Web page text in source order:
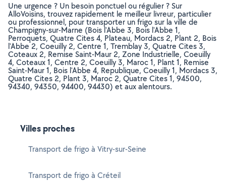
Une urgence ? Un besoin ponctuel ou régulier ? Sur
AlloVoisins, trouvez rapidement le meilleur livreur, particulier
ou professionnel, pour transporter un frigo sur la ville de
Champigny-sur-Marne (Bois l'Abbe 3, Bois l'Abbe 1,
Perroquets, Quatre Cites 4, Plateau, Mordacs 2, Plant 2, Bois
l'Abbe 2, Coeuilly 2, Centre 1, Tremblay 3, Quatre Cites 3,
Coteaux 2, Remise Saint-Maur 2, Zone Industrielle, Coeuilly
4, Coteaux 1, Centre 2, Coeuilly 3, Maroc 1, Plant 1, Remise
Saint-Maur 1, Bois l'Abbe 4, Republique, Coeuilly 1, Mordacs 3,
Quatre Cites 2, Plant 3, Maroc 2, Quatre Cites 1, 94500,
94340, 94350, 94400, 94430) et aux alentours.
Villes proches
Transport de frigo à Vitry-sur-Seine
Transport de frigo à Créteil